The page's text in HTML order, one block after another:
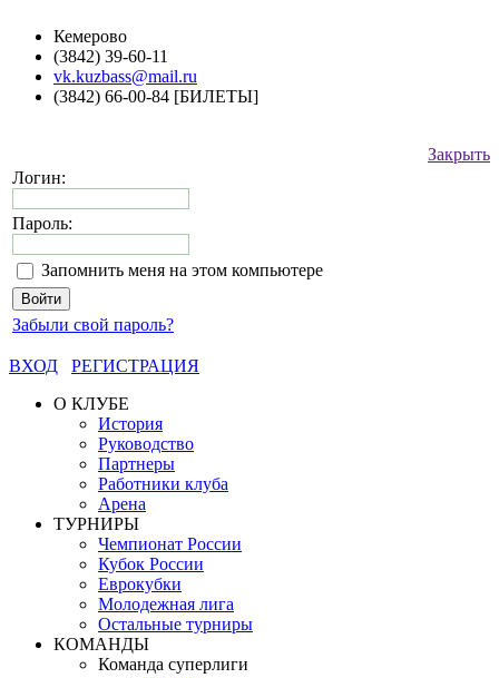
Кемерово
(3842) 39-60-11
vk.kuzbass@mail.ru
(3842) 66-00-84 [БИЛЕТЫ]
Закрыть
Логин:
Пароль:
Запомнить меня на этом компьютере
Забыли свой пароль?
ВХОД
РЕГИСТРАЦИЯ
О КЛУБЕ
История
Руководство
Партнеры
Работники клуба
Арена
ТУРНИРЫ
Чемпионат России
Кубок России
Еврокубки
Молодежная лига
Остальные турниры
КОМАНДЫ
Команда суперлиги